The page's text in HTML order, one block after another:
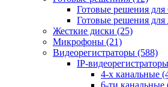
Готовые решения
Готовые решения
Жесткие диски (25)
Микрофоны (21)
Видеорегистраторы (588)
IP-видеорегистраторы
4-х канальные
6-ти канальные